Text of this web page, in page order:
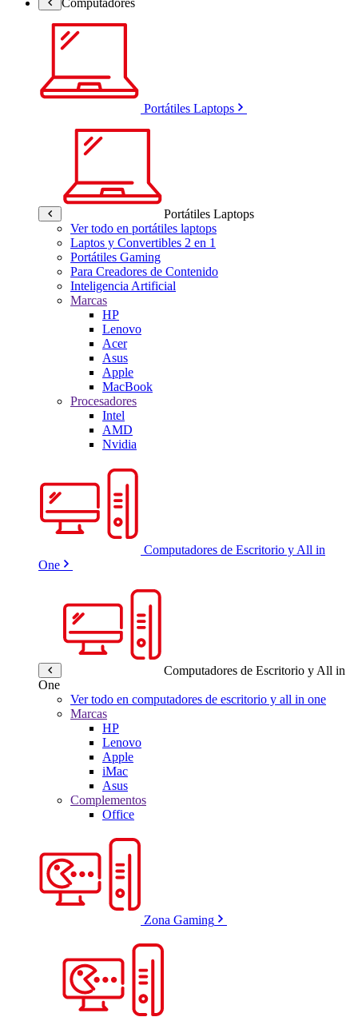
Portátiles Laptops
Portátiles Laptops
Ver todo en portátiles laptops
Laptos y Convertibles 2 en 1
Portátiles Gaming
Para Creadores de Contenido
Inteligencia Artificial
Marcas
HP
Lenovo
Acer
Asus
Apple
MacBook
Procesadores
Intel
AMD
Nvidia
Computadores de Escritorio y All in
One
Computadores de Escritorio y All in
One
Ver todo en computadores de escritorio y all in one
Marcas
HP
Lenovo
Apple
iMac
Asus
Complementos
Office
Zona Gaming